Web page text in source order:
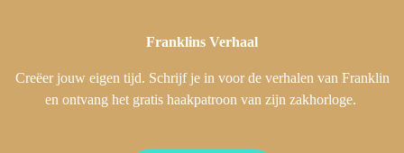
Franklins Verhaal
Creëer jouw eigen tijd. Schrijf je in voor de verhalen van Franklin
en ontvang het gratis haakpatroon van zijn zakhorloge.